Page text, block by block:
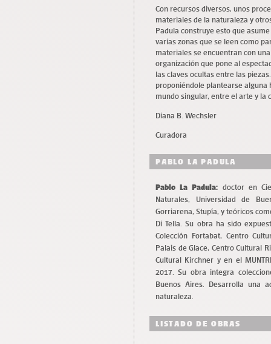
Con recursos diversos, unos
materiales de la naturaleza y
Padula construye esto que
varias zonas que se leen como
materiales se encuentran con
organización que pone al
las claves ocultas entre las
proponiéndole plantearse
mundo singular, entre el arte y la
Diana B. Wechsler
Curadora
PABLO LA PADULA
Pablo La Padula: doctor en
Naturales, Universidad de
Gorriarena, Stupía, y teóricos
Di Tella. Su obra ha sido
Colección Fortabat, Centro
Palais de Glace, Centro Cultural
Cultural Kirchner y en el
2017. Su obra integra
Buenos Aires. Desarrolla una
naturaleza.
LISTADO DE OBRAS